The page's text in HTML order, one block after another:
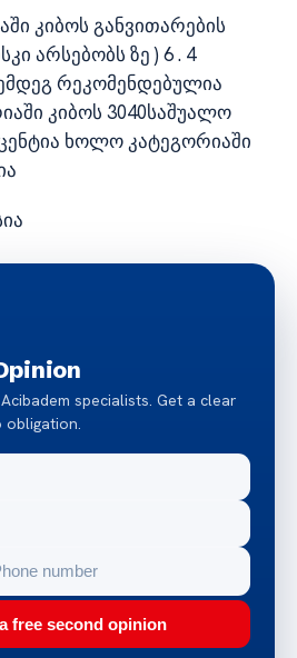
კიბოს განვითარების
არსებობს ზე ) 6 . 4
რეკომენდებულია
კიბოს 3040საშუალო
ხოლო კატეგორიაში
specialists. Get a clear
free second opinion